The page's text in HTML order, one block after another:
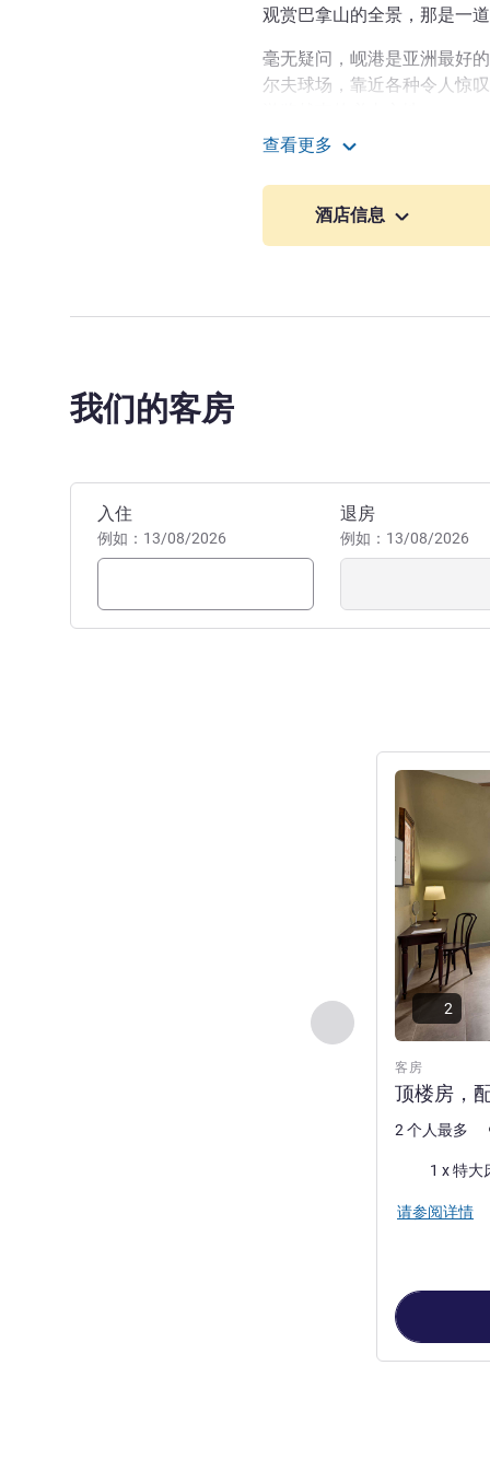
观赏巴拿山的全景，那是一
毫无疑问，岘港是亚洲最好
尔夫球场，靠近各种令人惊
用您所有的感官去感受巴
真正感受巴拿山，一定让您
到惊叹。
Guillaume GALLAS 酒店管理
查看更多
酒店信息
我们的客房
预订此酒店
入住
例如：13/08/2026
退房
例如：13/08/2026
上一个 - 客房
客房
顶楼房，
请参阅详情
2
2 个人最多
床上用品1 x 特大
请参阅详情